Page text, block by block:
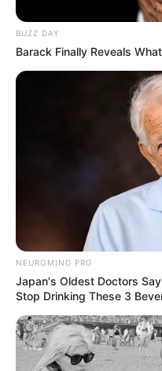
BUZZ DAY
Barack Finally Reveals
NEUROMIND PRO
Japan's Oldest Doctors
Stop Drinking These 3